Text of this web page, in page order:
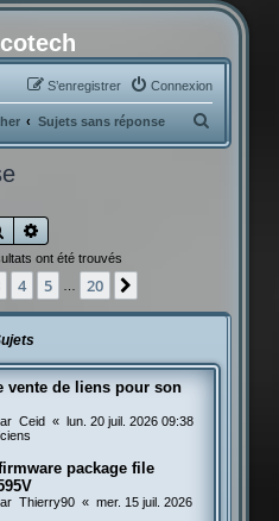
Connexion
S’enregistrer
Sujets sans réponse
e
h
Rechercher
ont été trouvés
4 5 20
vente de liens pour son
Ceid « lun. 20 juil. 2026 09:38
package file
Thierry90 « mer. 15 juil. 2026